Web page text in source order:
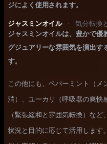
ジによく使用されます。
ジャスミンオイル ·
気分転換
ジャスミンオイルは、豊かで優
グジュアリーな雰囲気を演出す
す。
この他にも、ペパーミント（メ
消）、ユーカリ（呼吸器の爽快
（緊張緩和と雰囲気転換）な
状況と目的に応じて活用します